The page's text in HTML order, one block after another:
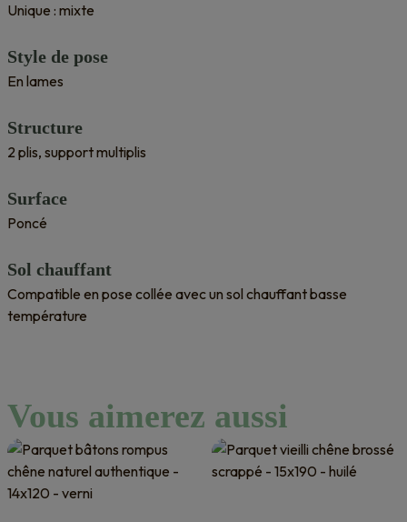
Unique : mixte
Style de pose
En lames
Structure
2 plis, support multiplis
Surface
Poncé
Sol chauffant
Compatible en pose collée avec un sol chauffant basse
température
Vous aimerez aussi